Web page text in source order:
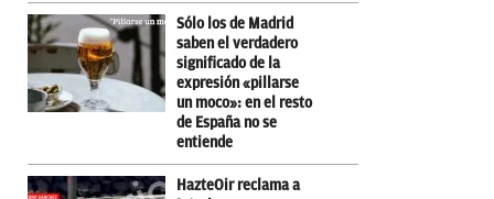
Sólo los de Madrid
saben el verdadero
significado de la
expresión «pillarse
un moco»: en el resto
de España no se
entiende
HazteOir reclama a